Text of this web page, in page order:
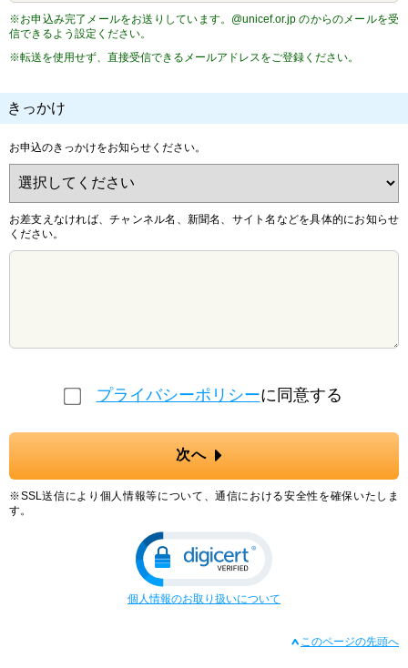
※お申込み完了メールをお送りしています。@unicef.or.jp のからのメールを受
信できるよう設定ください。
※転送を使用せず、直接受信できるメールアドレスをご登録ください。
きっかけ
お申込のきっかけをお知らせください。
お差支えなければ、チャンネル名、新聞名、サイト名などを具体的にお知らせ
ください。
プライバシーポリシーに同意する
次へ
※SSL送信により個人情報等について、通信における安全性を確保いたしま
す。
個人情報のお取り扱いについて
このページの先頭へ